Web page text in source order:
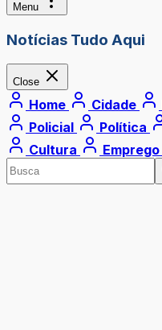
Menu
Notícias Tudo Aqui
Close
Home Cidade
Policial
Política
Cultura
Emprego